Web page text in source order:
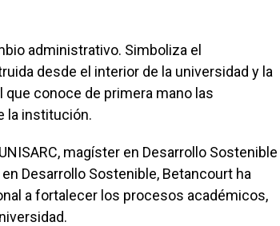
administrativo. Simboliza el
desde el interior de la universidad y la
conoce de primera mano las
la institución.
magíster en Desarrollo Sostenible
Desarrollo Sostenible, Betancourt ha
a fortalecer los procesos académicos,